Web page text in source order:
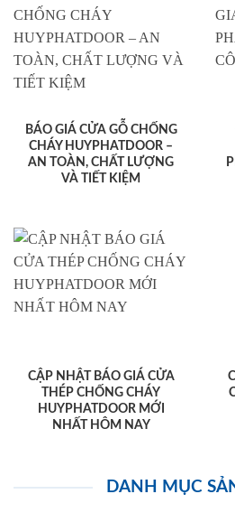
BÁO GIÁ CỬA GỖ CHỐNG
CHÁY HUYPHATDOOR –
AN TOÀN, CHẤT LƯỢNG
VÀ TIẾT KIỆM
CẬP NHẬT BÁO GIÁ CỬA
THÉP CHỐNG CHÁY
HUYPHATDOOR MỚI
NHẤT HÔM NAY
DANH MỤC